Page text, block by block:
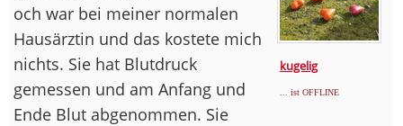
kugelig
... ist OFFLINE
och war bei meiner normalen
Hausärztin und das kostete mich
nichts. Sie hat Blutdruck
gemessen und am Anfang und
Ende Blut abgenommen. Sie